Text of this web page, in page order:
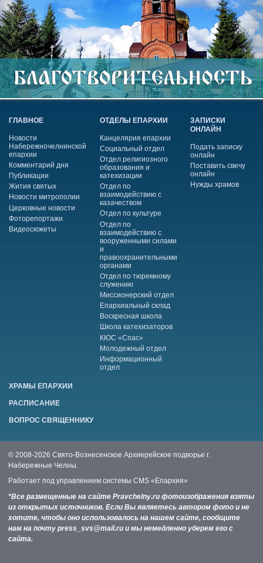
ГЛАВНОЕ
Новости
Набережночелнинской
епархии
Комментарий дня
Публикации
Жития святых
Новости митрополии
Церковные новости
Фоторепортажи
Видеосюжеты
ОТДЕЛЫ ЕПАРХИИ
Канцелярия епархии
Социальный отдел
Отдел религиозного
образования и
катехизации
Отдел по
взаимодействию с
казачеством
Отдел по культуре
Отдел по
взаимодействию с
вооруженными силами
и
правоохранительными
органами
Отдел по тюремному
служению
Миссионерский отдел
Епархиальный склад
Воскресная школа
Школа катехизаторов
КЮС «Спас»
Молодежный отдел
Информационный
отдел
ЗАПИСКИ
ОНЛАЙН
Подать записку
онлайн
Поставить свечу
онлайн
Нужды храмов
ХРАМЫ ЕПАРХИИ
РАСПИСАНИЕ
ВОПРОС СВЯЩЕННИКУ
© 2008-2026 Свято-Вознесенское Архиерейское подворье г.
Набережные Челны.
Работает под управлением системы CMS «Епархия»
*Все размещенные на сайте Pravchelny.ru фотоизображения взяты
из открытых источников. Если Вы являетесь автором фото и не
хотите, чтобы оно использовалось на нашем сайте, сообщите
нам на почту press_svs@mail.ru и мы немедленно уберем его с
сайта.